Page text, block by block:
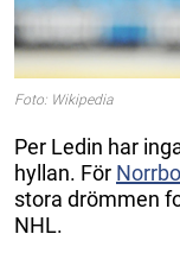
Foto: Wikipedia
Per Ledin har
hyllan. För
stora drömmen
NHL.